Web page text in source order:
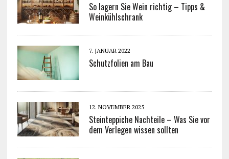
So lagern Sie Wein richtig – Tipps &
Weinkühlschrank
7. JANUAR 2022
Schutzfolien am Bau
12. NOVEMBER 2025
Steinteppiche Nachteile – Was Sie vor
dem Verlegen wissen sollten